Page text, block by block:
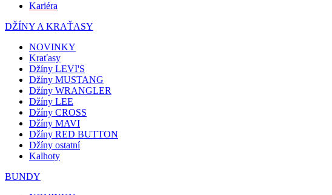
Kariéra
DŽÍNY A KRAŤASY
NOVINKY
Kraťasy
Džíny LEVI'S
Džíny MUSTANG
Džíny WRANGLER
Džíny LEE
Džíny CROSS
Džíny MAVI
Džíny RED BUTTON
Džíny ostatní
Kalhoty
BUNDY